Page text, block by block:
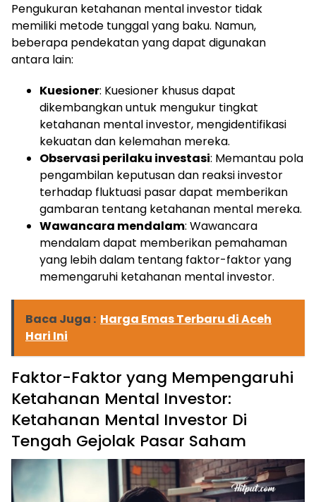
Pengukuran ketahanan mental investor tidak
memiliki metode tunggal yang baku. Namun,
beberapa pendekatan yang dapat digunakan
antara lain:
Kuesioner: Kuesioner khusus dapat
dikembangkan untuk mengukur tingkat
ketahanan mental investor, mengidentifikasi
kekuatan dan kelemahan mereka.
Observasi perilaku investasi: Memantau pola
pengambilan keputusan dan reaksi investor
terhadap fluktuasi pasar dapat memberikan
gambaran tentang ketahanan mental mereka.
Wawancara mendalam: Wawancara
mendalam dapat memberikan pemahaman
yang lebih dalam tentang faktor-faktor yang
memengaruhi ketahanan mental investor.
Baca Juga : Harga Emas Terbaru di Aceh
Hari Ini
Faktor-Faktor yang Mempengaruhi
Ketahanan Mental Investor:
Ketahanan Mental Investor Di
Tengah Gejolak Pasar Saham